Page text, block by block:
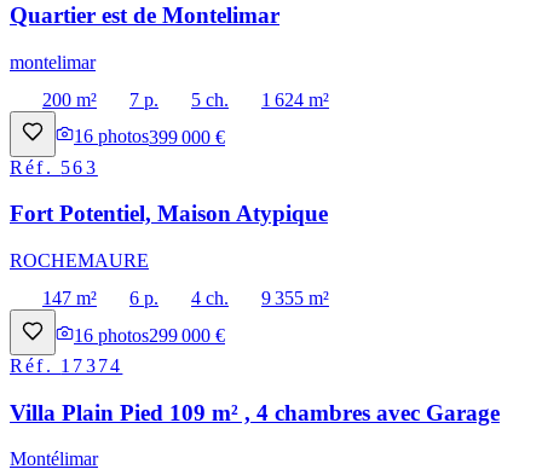
Quartier est de Montelimar
montelimar
200 m²
7 p. 5 ch.
1 624 m²
16 photos399 000 €
Réf. 563
Fort Potentiel, Maison Atypique
ROCHEMAURE
147 m²
6 p. 4 ch.
9 355 m²
16 photos299 000 €
Réf. 17374
Villa Plain Pied 109 m² , 4 chambres avec Garage
Montélimar